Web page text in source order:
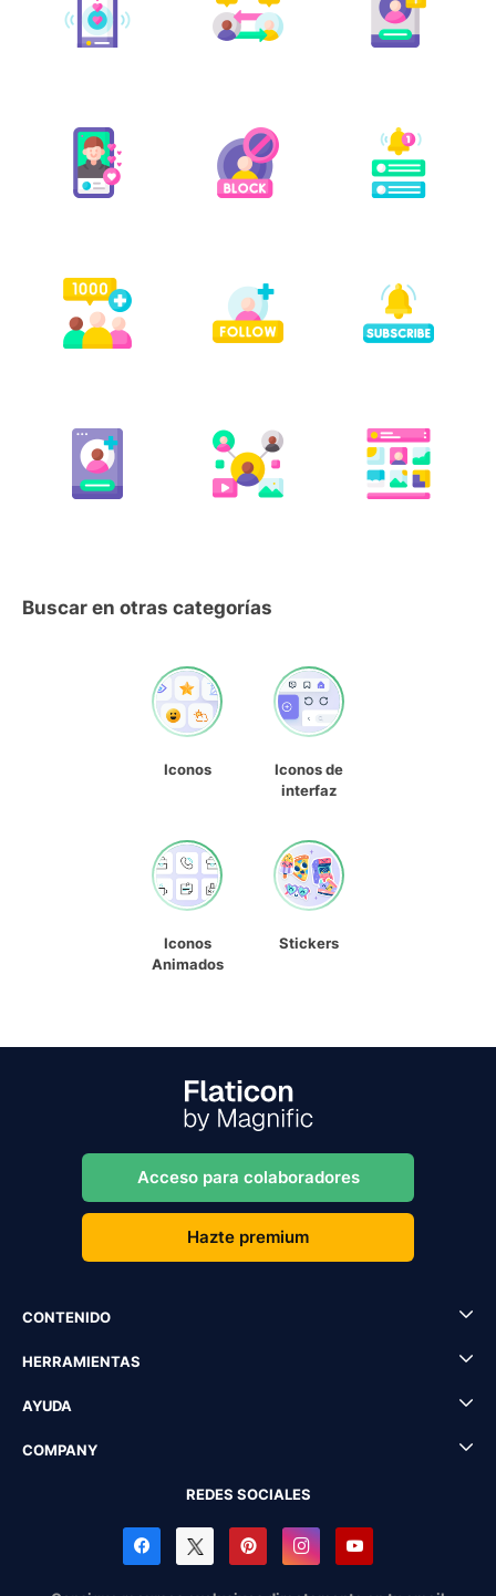
Buscar en otras categorías
Iconos
Iconos de
interfaz
Iconos
Animados
Stickers
Acceso para colaboradores
Hazte premium
CONTENIDO
HERRAMIENTAS
AYUDA
COMPANY
REDES SOCIALES